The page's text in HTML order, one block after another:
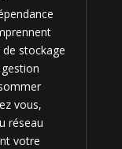
stockage
vous,
réseau
votre